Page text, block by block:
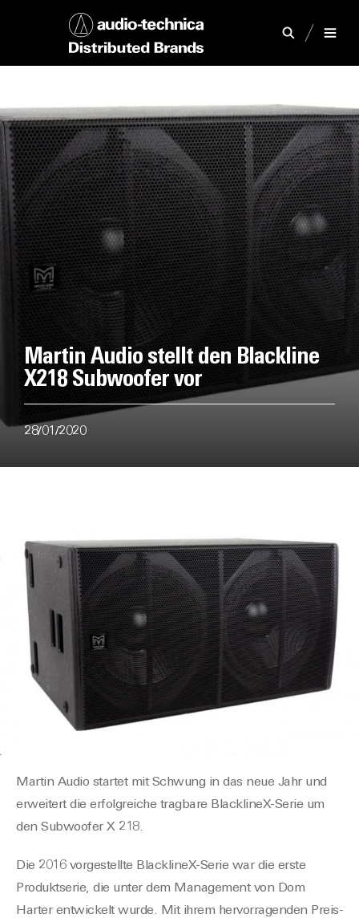
Martin Audio stellt den Blackline
X218 Subwoofer vor
28/01/2020
Martin Audio startet mit Schwung in das neue Jahr und
erweitert die erfolgreiche tragbare BlacklineX-Serie um
den Subwoofer X 218.
Die 2016 vorgestel te BlacklineX-Serie war die erste
Produktserie, die unter dem Management von Dom
Harter entwickelt wurde. Mit ihrem hervorragenden Preis-